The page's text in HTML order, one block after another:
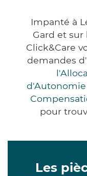
Impanté à
Gard et sur
Click&Care
demandes
d'Autonomie
pour
Les